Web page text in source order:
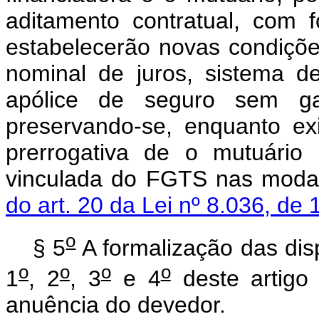
aditamento contratual, com
estabelecerão novas
nominal de juros, sistema
apólice de seguro sem
preservando-se, enquanto
prerrogativa de o
vinculada do FGTS nas
do art. 20 da Lei nº 8.036, de
§ 5oA formalização das
1o, 2o, 3oe 4odeste artigo
anuência do devedor.